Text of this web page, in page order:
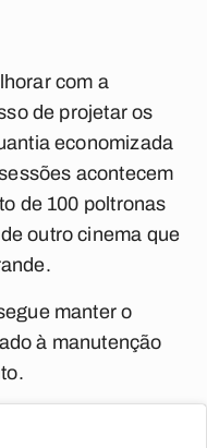
com a
de projetar os
economizada
acontecem
de 100 poltronas
outro cinema que
manter o
à manutenção